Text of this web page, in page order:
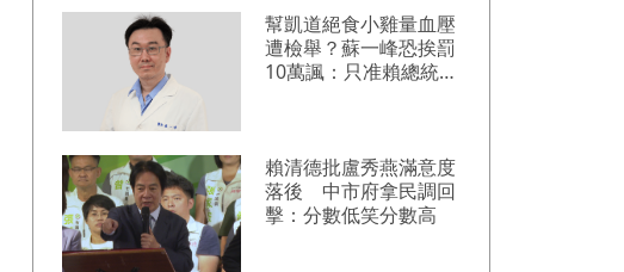
幫凱道絕食小雞量血壓
遭檢舉？蘇一峰恐挨罰
10萬諷：只准賴總統當
賴清德批盧秀燕滿意度
落後 中市府拿民調回
擊：分數低笑分數高